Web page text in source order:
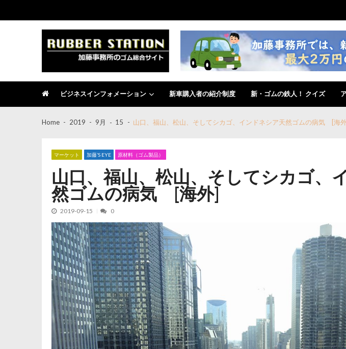
navigation
content
ビジネスインフォメーション 新車購入者の紹介制度 新・ゴムの鉄人！ クイズ
Home 2019 9月 15 山口、福山、松山、そしてシカゴ、インドネシア天然ゴムの病気 [海
マーケット 加藤’S EYE 原材料（ゴム製品）
山口、福山、松山、そしてシカゴ、
然ゴムの病気 [海外]
2019-09-15 0